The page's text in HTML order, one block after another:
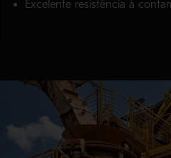
Excelente resistência à